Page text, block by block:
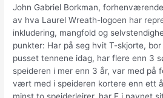
John Gabriel Borkman,
av hva Laurel Wreath-logoen har
inkludering, mangfold og
punkter: Har på seg hvit T-skjorte,
pusset tennene idag, har flere enn 3
speideren i mer enn 3 år, var med på
vært med i speideren kortere enn ett
minst to speiderleirer, har E i navnet